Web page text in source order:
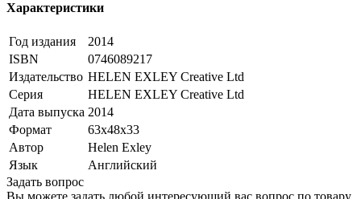
Характеристики
Год издания
2014
ISBN
0746089217
Издательство HELEN EXLEY Creative Ltd
Серия
HELEN EXLEY Creative Ltd
Дата выпуска 2014
Формат
63x48x33
Автор
Helen Exley
Язык
Английский
Задать вопрос